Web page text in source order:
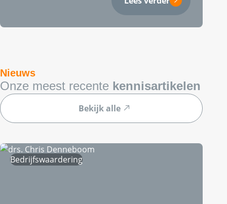
Nieuws
Onze meest recente kennisartikelen
Bekijk alle
Bedrijfswaardering